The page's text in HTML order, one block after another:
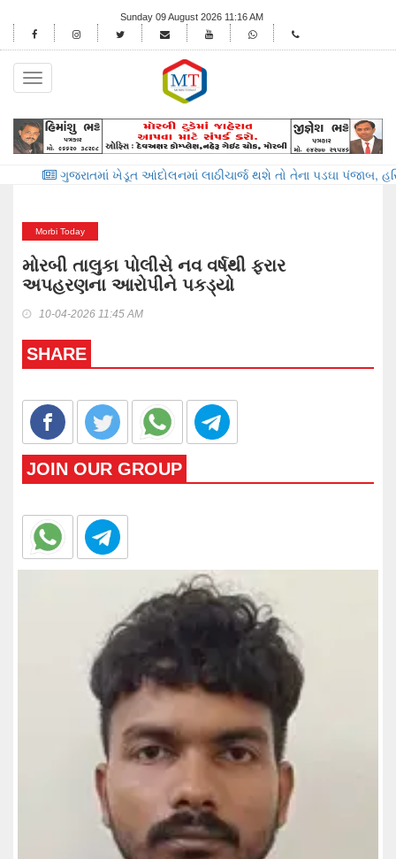
Sunday 09 August 2026 11:16 AM
Toggle
navigation
ખેડૂત આંદોલનમાં લાઠીચાર્જ થશે તો તેના પડઘા પંજાબ, હરિયાણા અને
Morbi Today
મોરબી તાલુકા પોલીસે નવ વર્ષથી ફરાર
અપહરણના આરોપીને પકડ્યો
10-04-2026 11:45 AM
SHARE
JOIN OUR GROUP